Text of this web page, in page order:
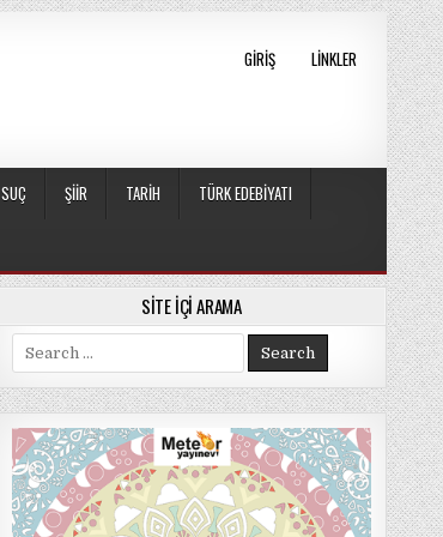
GIRIŞ LINKLER
SUÇ ŞIIR TARIH TÜRK EDEBIYATI
SITE İÇI ARAMA
Search
for: